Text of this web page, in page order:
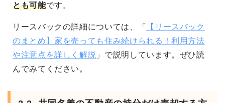
とも可能です。
リースバックの詳細については、「
【リースバック
のまとめ】家を売っても住み続けられる！利用方法
や注意点を詳しく解説 」で説明しています。ぜひ読
んでみてください。